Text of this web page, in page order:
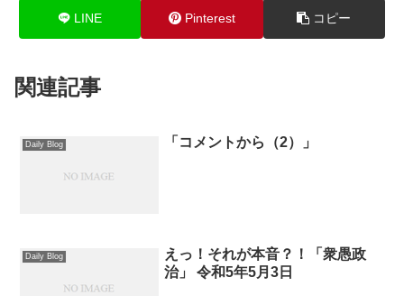
LINE Pinterest コピー
関連記事
Daily Blog 「コメントから（2）」
Daily Blog
えっ！それが本音？！「衆愚政
治」 令和5年5月3日